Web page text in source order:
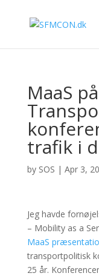
MaaS på
trafik i
by SOS | Apr 3,
Jeg havde
– Mobility as a
MaaS
transportpolitisk
25 år.